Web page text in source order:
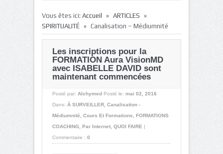
Vous êtes ici: Accueil » ARTICLES »
SPIRITUALITÉ » Canalisation – Médiumnité
Les inscriptions pour la
FORMATION Aura VisionMD
avec ISABELLE DAVID sont
maintenant commencées
Posté par: Alchymed Posté le: mai 02, 2016
Dans: À SURVEILLER Canalisation -
Médiumnité
Cours Et Formations
FORMATIONS
COACHING
Par Internet QUOI FAIRE |
Commentaire : 0